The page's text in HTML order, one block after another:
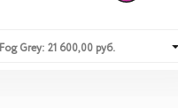
Fog Grey: 21 600,00 руб.